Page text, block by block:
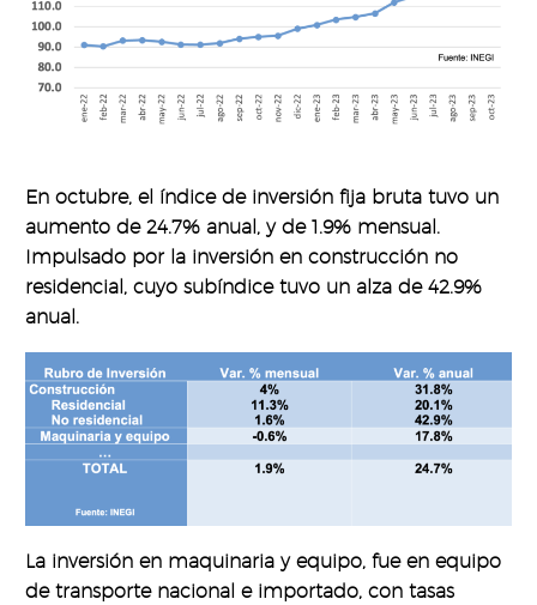
En octubre, el índice de inversión fija bruta tuvo un
aumento de 24.7% anual, y de 1.9% mensual.
Impulsado por la inversión en construcción no
residencial, cuyo subíndice tuvo un alza de 42.9%
anual.
La inversión en maquinaria y equipo, fue en equipo
de transporte nacional e importado, con tasas